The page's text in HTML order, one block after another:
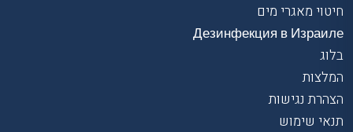
חיטוי מאגרי מים
Дезинфекция в Израиле
בלוג
המלצות
הצהרת נגישות
תנאי שימוש